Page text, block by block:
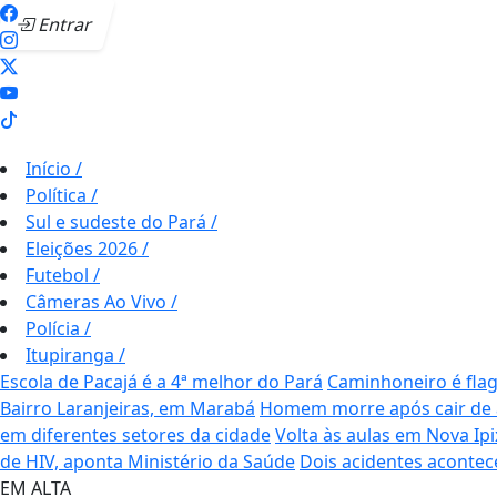
Entrar
Início /
Política /
Sul e sudeste do Pará /
Eleições 2026/
Futebol /
Câmeras Ao Vivo /
Polícia /
Itupiranga /
Escola de Pacajá é a 4ª melhor do Pará Caminhoneiro é
Bairro Laranjeiras, em Marabá Homem morre após cair
em diferentes setores da cidadeVolta às aulas em Nova
de HIV, aponta Ministério da Saúde Dois acidentes
EM ALTA